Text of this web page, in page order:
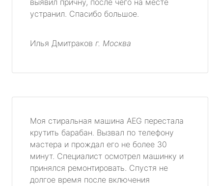
выявил причну, после чего на месте
устранил. Спасибо большое.
Илья Дмитраков г. Москва
Моя стиральная машина AEG перестала
крутить барабан. Вызвал по телефону
мастера и прождал его не более 30
минут. Специалист осмотрел машинку и
принялся ремонтировать. Спустя не
долгое время после включения